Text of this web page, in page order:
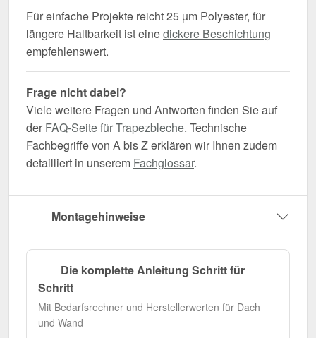
Für einfache Projekte reicht 25 µm Polyester, für
längere Haltbarkeit ist einedickere Beschichtung
empfehlenswert.
Frage nicht dabei?
Viele weitere Fragen und Antworten finden Sie auf
der FAQ-Seite für Trapezbleche. Technische
Fachbegriffe von A bis Z erklären wir Ihnen zudem
detailliert in unserem Fachglossar.
Montagehinweise
Die komplette Anleitung Schritt für
Schritt
Mit Bedarfsrechner und Herstellerwerten für Dach
und Wand